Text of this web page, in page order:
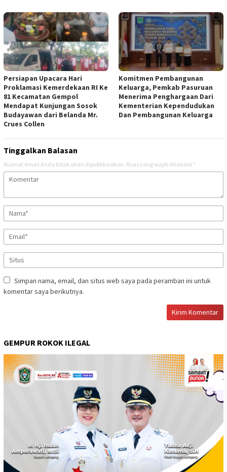
Persiapan Upacara Hari
Proklamasi Kemerdekaan RI Ke
81 Kecamatan Gempol
Mendapat Kunjungan Sosok
Budayawan dari Belanda Mr.
Crues Collen
Komitmen Pembangunan
Keluarga, Pemkab Pasuruan
Menerima Penghargaan Dari
Kementerian Kependudukan
Dan Pembangunan Keluarga
Tinggalkan Balasan
Alamat email Anda tidak akan dipublikasikan. Ruas yang wajib ditandai *
Simpan nama, email, dan situs web saya pada peramban ini untuk
komentar saya berikutnya.
GEMPUR ROKOK ILEGAL